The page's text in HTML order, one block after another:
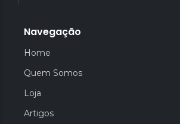
Navegação
Home
Quem Somos
Loja
Artigos